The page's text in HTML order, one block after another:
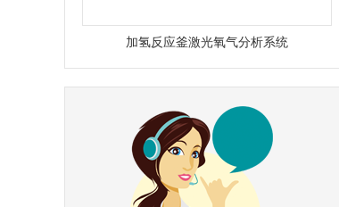
加氢反应釜激光氧气分析系统